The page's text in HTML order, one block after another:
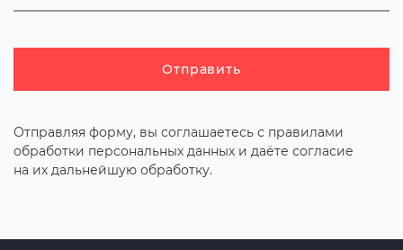
Отправить
Отправляя форму, вы соглашаетесь с правилами
обработки персональных данных и даёте согласие
на их дальнейшую обработку.